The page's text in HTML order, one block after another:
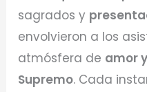
sagrados y
envolvieron a los
atmósfera de amor
Supremo. Cada